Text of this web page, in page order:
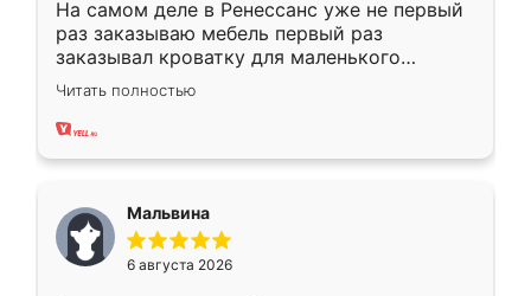
На самом деле в Ренессанс уже не первый
раз заказываю мебель первый раз
заказывал кроватку для маленького
ребёнка при его рождении ,во второй раз
заказал шкаф-купе. По качеству очень
хорошее сборка достаточно быстрая,
меньше, здесь же он более разнообразный.
Мне нравится ,если что-то потребуется из
мебели буду заказывать только здесь.
Читать полностью
Мальвина
6 августа 2026